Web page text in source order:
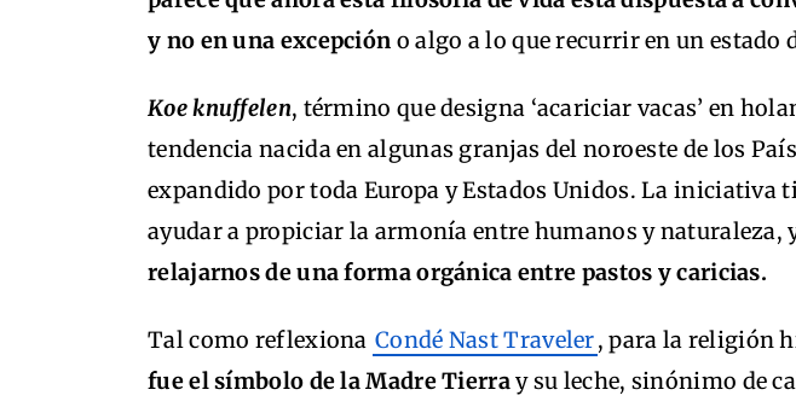
y no en una excepción o algo a lo que recurrir en un estado
Koe knuffelen, término que designa ‘acariciar vacas’ en
tendencia nacida en algunas granjas del noroeste de los
expandido por toda Europa y Estados Unidos. La iniciativa
ayudar a propiciar la armonía entre humanos y naturaleza,
relajarnos de una forma orgánica entre pastos y caricias.
Tal como reflexiona Condé Nast Traveler, para la religión
fue el símbolo de la Madre Tierray su leche, sinónimo de